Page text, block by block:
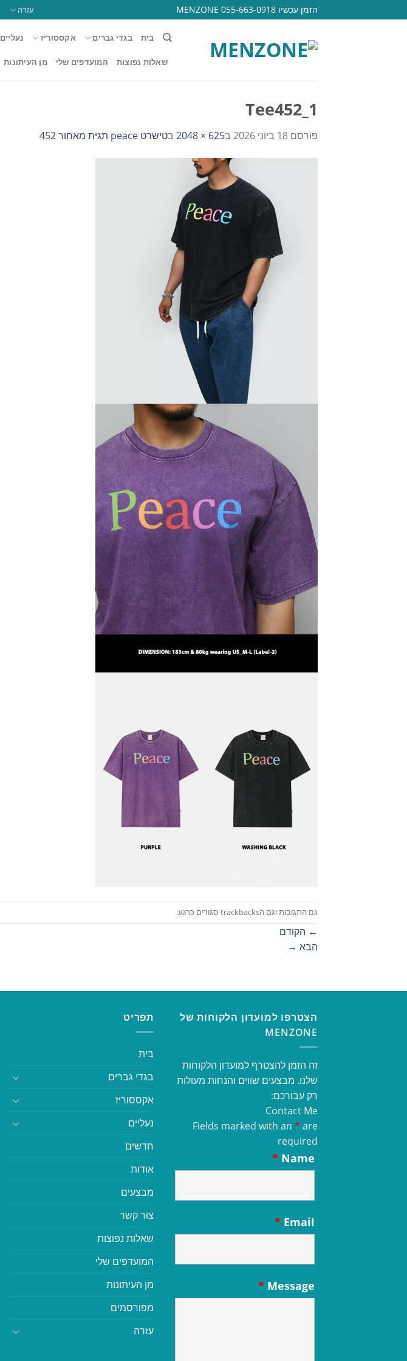
to
הזמן עכשיו 055-663-0918 MENZONE עזרה
בית בגדי גברים אקססוריז נעליים
שאלות נפוצות המועדפים שלי מן העיתונות
Tee452_1
פורסם 18 ביוני 2026 ב625 × 2048 בטישרט peace תגית מאחור 452
גם התגובות וגם הtrackbacks סגורים כרגע.
← הקודם
הבא →
הצטרפו למועדון הלקוחות של
MENZONE
זה הזמן להצטרף למועדון הלקוחות
שלנו. מבצעים שווים והנחות מעולות
רק עבורכם:
Contact Me
Fields marked with an * are
required
Name
*
Email
*
Message
*
תפריט
בית
בגדי גברים
אקססוריז
נעליים
חדשים
אודות
מבצעים
צור קשר
שאלות נפוצות
המועדפים שלי
מן העיתונות
מפורסמים
עזרה